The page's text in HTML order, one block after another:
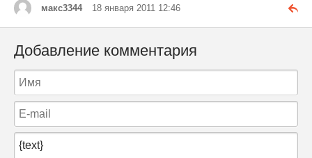
макс3344 18 января 2011 12:46
Добавление комментария